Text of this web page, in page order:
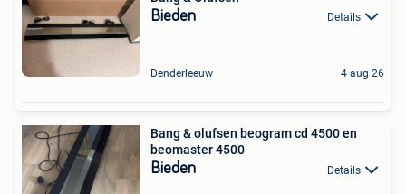
Bieden Details
Denderleeuw 4 aug 26
Bang & olufsen beogram cd 4500 en
beomaster 4500
Bieden Details